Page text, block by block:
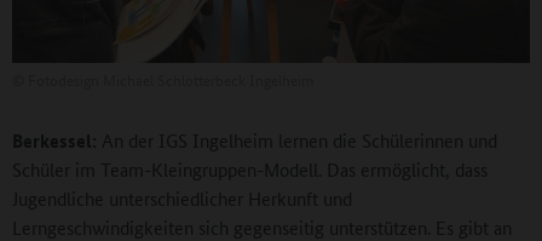
Berkessel: An der IGS Ingelheim lernen die Schülerinnen und
Schüler im Team-Kleingruppen-Modell. Das ermöglicht, dass
Jugendliche unterschiedlicher Herkunft und
Lerngeschwindigkeiten sich gegenseitig unterstützen. Es gibt an